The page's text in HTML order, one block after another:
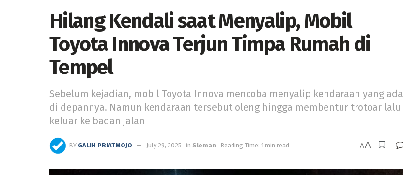
Hilang Kendali saat Menyalip, Mobil
Toyota Innova Terjun Timpa Rumah di
Tempel
Sebelum kejadian, mobil Toyota Innova mencoba menyalip kendaraan yang ada
di depannya. Namun kendaraan tersebut oleng hingga membentur trotoar lalu
keluar ke badan jalan
BY GALIH PRIATMOJO July 29, 2025 in Sleman Reading Time: 1 min read AA